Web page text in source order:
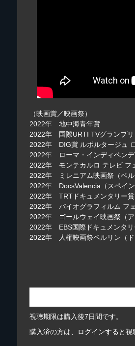
（映画賞／映画祭）
2022年 地中海青年賞
2022年 国際URTI TVグランプリ
2022年 DIG賞 ルポルタージュ
2022年 ローマ・インディペン
2022年 モンテカルロ テレビ フ
2022年 ミレニアム映画祭（ベル
2022年 DocsValencia（スペイン
2022年 TRTドキュメンタリー賞
2022年 バイオグラフィルム フ
2022年 ゴールウェイ映画祭（ア
2022年 EBS国際ドキュメンタリ
2022年 人権映画祭ベルリン（ド
視聴期限は購入後7日間です。
購入済の方は、ログインすると視